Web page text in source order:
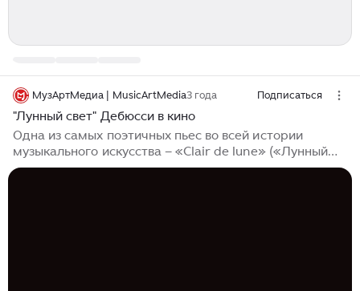
МузАртМедиа | MusicArtMedia3 года Подписаться
"Лунный свет" Дебюсси в кино
Одна из самых поэтичных пьес во всей истории
музыкального искусства – «Clair de lune» («Лунный
свет») из Бергамасской сюиты Клода Дебюсси звучит